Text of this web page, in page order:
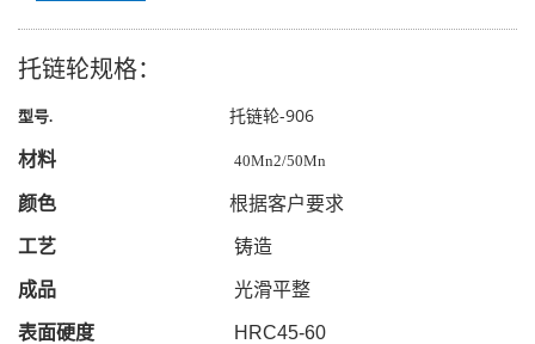
托链轮规格：
型号. 托链轮-906
材料 40Mn2/50Mn
颜色 根据客户要求
工艺 铸造
成品 光滑平整
表面硬度 HRC45-60